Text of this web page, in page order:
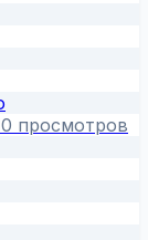
просмотров